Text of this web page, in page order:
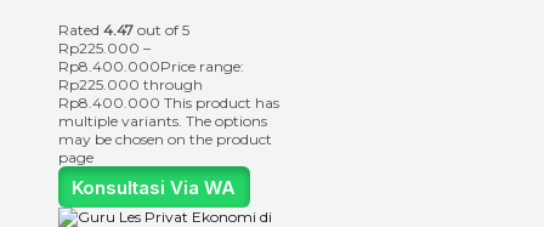
Rated 4.47 out of 5
Rp225.000 –
Rp8.400.000Price range:
Rp225.000 through
Rp8.400.000 This product has
multiple variants. The options
may be chosen on the product
page
Konsultasi Via WA